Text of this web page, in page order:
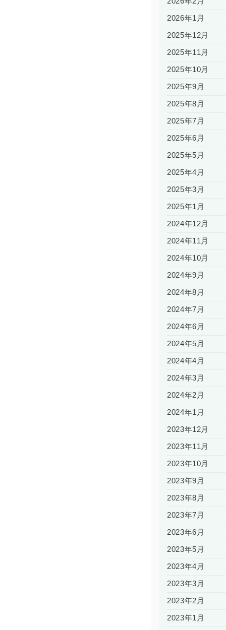
2026年1月
2025年12月
2025年11月
2025年10月
2025年9月
2025年8月
2025年7月
2025年6月
2025年5月
2025年4月
2025年3月
2025年1月
2024年12月
2024年11月
2024年10月
2024年9月
2024年8月
2024年7月
2024年6月
2024年5月
2024年4月
2024年3月
2024年2月
2024年1月
2023年12月
2023年11月
2023年10月
2023年9月
2023年8月
2023年7月
2023年6月
2023年5月
2023年4月
2023年3月
2023年2月
2023年1月